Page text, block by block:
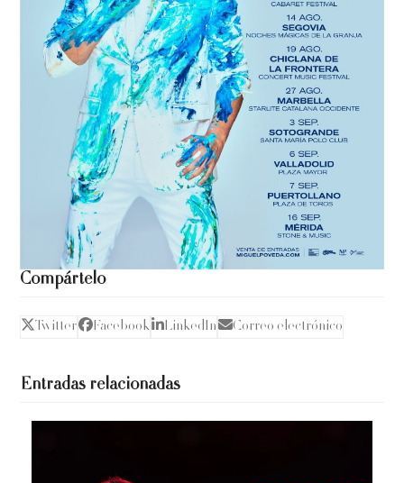
Compártelo
Twitter Facebook LinkedIn Correo electrónico
Entradas relacionadas